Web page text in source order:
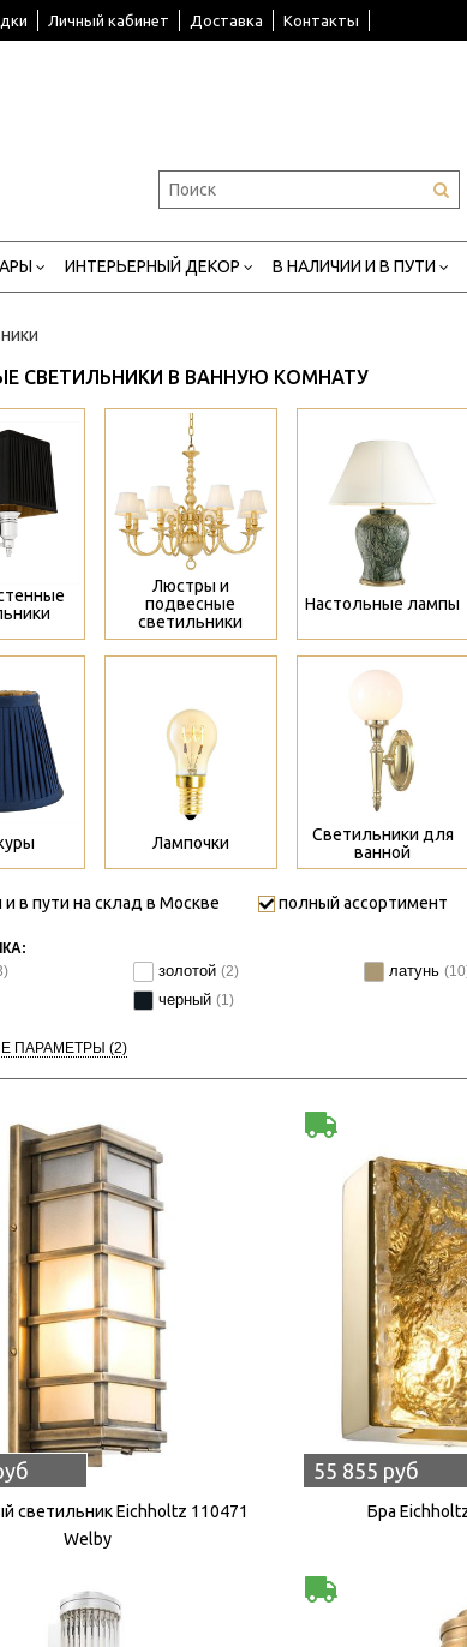
Личный кабинет Доставка Контакты
ИНТЕРЬЕРНЫЙ ДЕКОР В НАЛИЧИИ И В ПУТИ
СВЕТИЛЬНИКИ В ВАННУЮ КОМНАТУ
>
Люстры и
подвесные
светильники
>
Настольные лампы
Лампочки
>
Светильники для
ванной
и в пути на склад в Москве полный ассортимент
золотой (2) латунь
черный (1)
ПАРАМЕТРЫ (2)
светильник Eichholtz 110471
Welby
55 855 руб
Бра